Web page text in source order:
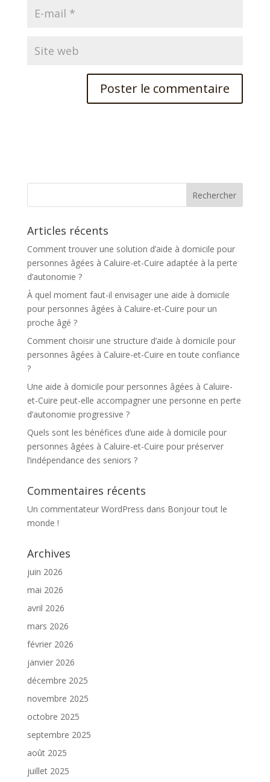
i
v
:
Articles récents
Comment trouver une solution d’aide à domicile pour
personnes âgées à Caluire-et-Cuire adaptée à la perte
d’autonomie ?
À quel moment faut-il envisager une aide à domicile
pour personnes âgées à Caluire-et-Cuire pour un
proche âgé ?
Comment choisir une structure d’aide à domicile pour
personnes âgées à Caluire-et-Cuire en toute confiance
?
Une aide à domicile pour personnes âgées à Caluire-
et-Cuire peut-elle accompagner une personne en perte
d’autonomie progressive ?
Quels sont les bénéfices d’une aide à domicile pour
personnes âgées à Caluire-et-Cuire pour préserver
l’indépendance des seniors ?
Commentaires récents
Un commentateur WordPress dans Bonjour tout le
monde !
Archives
juin 2026
mai 2026
avril 2026
mars 2026
février 2026
janvier 2026
décembre 2025
novembre 2025
octobre 2025
septembre 2025
août 2025
juillet 2025